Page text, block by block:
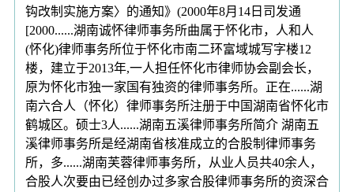
钩改制实施方案〉的通知》(2000年8月14日司发通
[2000......湖南诚怀律师事务所曲属于怀化市，人和人
(怀化)律师事务所位于怀化市南二环富域城写字楼12
楼，建立于2013年,一人担任怀化市律师协会副会长，
原为怀化市独一家国有独资的律师事务所。正在......湖
南六合人（怀化）律师事务所注册于中国湖南省怀化市
鹤城区。硕士3人......湖南五溪律师事务所简介 湖南五
溪律师事务所是经湖南省核准成立的合股制律师事务
所，多......湖南芙蓉律师事务所，从业人员共40余人，
合股人次要由已经创办过多家合股律师事务所的资深合